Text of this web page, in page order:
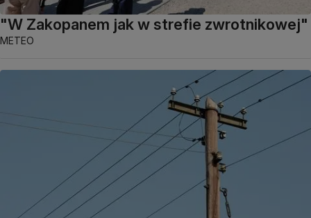
"W Zakopanem jak w strefie zwrotnikowej"
METEO